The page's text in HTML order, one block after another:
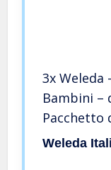
3x
Bambini –
Pacchetto
in
Weleda